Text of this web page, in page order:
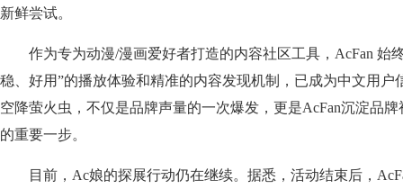
新鲜尝试。
作为专为动漫/漫画爱好者打造的内容社区工具，AcFan 始
稳、好用”的播放体验和精准的内容发现机制，已成为中文用户
空降萤火虫，不仅是品牌声量的一次爆发，更是AcFan沉淀品
的重要一步。
目前，Ac娘的探展行动仍在继续。据悉，活动结束后，